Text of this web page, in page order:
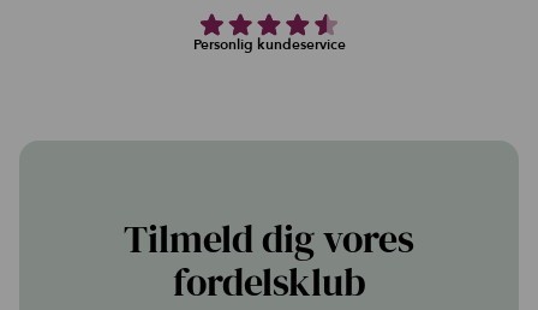
Personlig kundeservice
Tilmeld dig vores
fordelsklub